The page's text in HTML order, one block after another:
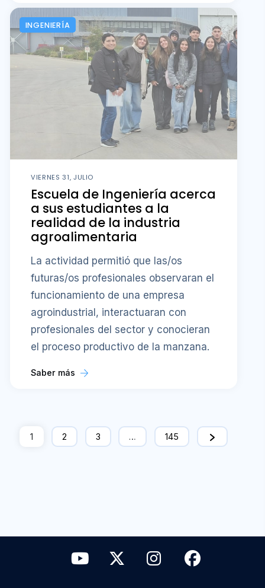
INGENIERÍA
VIERNES 31, JULIO
Escuela de Ingeniería acerca
a sus estudiantes a la
realidad de la industria
agroalimentaria
La actividad permitió que las/os
futuras/os profesionales observaran el
funcionamiento de una empresa
agroindustrial, interactuaran con
profesionales del sector y conocieran
el proceso productivo de la manzana.
Saber más
1 2 3 … 145